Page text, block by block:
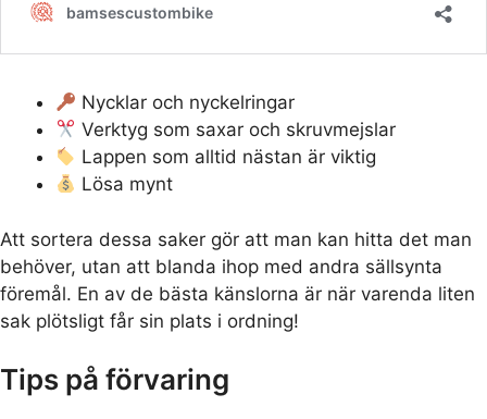
Nycklar och nyckelringar
Verktyg som saxar och skruvmejslar
Lappen som alltid nästan är viktig
Lösa mynt
Att sortera dessa saker gör att man kan hitta det man
behöver, utan att blanda ihop med andra sällsynta
föremål. En av de bästa känslorna är när varenda liten
sak plötsligt får sin plats i ordning!
Tips på förvaring